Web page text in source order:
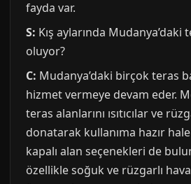
fayda var.
S: Kış aylarında Mudanya’daki
oluyor?
C: Mudanya’daki birçok teras
hizmet vermeye devam eder.
teras alanlarını ısıtıcılar ve
donatarak kullanıma hazır
kapalı alan seçenekleri de
özellikle soğuk ve rüzgarlı